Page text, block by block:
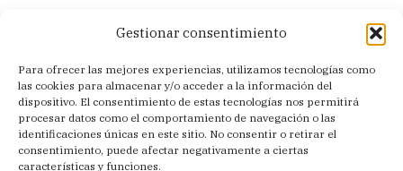
Gestionar consentimiento
Para ofrecer las mejores experiencias, utilizamos tecnologías como
las cookies para almacenar y/o acceder a la información del
dispositivo. El consentimiento de estas tecnologías nos permitirá
procesar datos como el comportamiento de navegación o las
identificaciones únicas en este sitio. No consentir o retirar el
consentimiento, puede afectar negativamente a ciertas
características y funciones.
Artículos
Semana Santa
Nosotros
Acerca de